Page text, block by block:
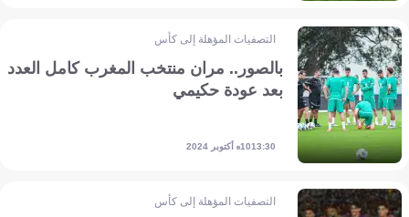
التصفيات المؤهلة إلى كأس أمم إفريقيا
بالصور.. مران منتخب المغرب كامل العدد
بعد عودة حكيمي
13:3010 أكتوبر 2024
التصفيات المؤهلة إلى كأس أمم إفريقيا